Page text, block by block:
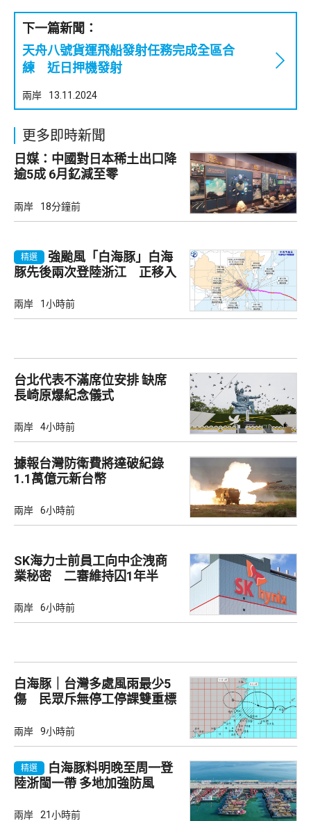
下一篇新聞：
天舟八號貨運飛船發射任務完成全區合
練 近日押機發射
兩岸 13.11.2024
更多即時新聞
日媒：中國對日本稀土出口降
逾5成 6月釔減至零
兩岸 18分鐘前
精選
強颱風「白海豚」白海
豚先後兩次登陸浙江 正移入
兩岸 1小時前
台北代表不滿席位安排 缺席
長崎原爆紀念儀式
兩岸 4小時前
據報台灣防衛費將達破紀錄
1.1萬億元新台幣
兩岸 6小時前
SK海力士前員工向中企洩商
業秘密 二審維持囚1年半
兩岸 6小時前
白海豚｜台灣多處風雨最少5
傷 民眾斥無停工停課雙重標
兩岸 9小時前
精選
白海豚料明晚至周一登
陸浙閩一帶 多地加強防風
兩岸 21小時前